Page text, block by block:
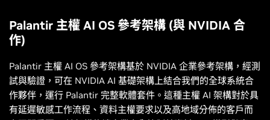
Palantir 主權 AI OS 參考架構 (與 NVIDIA 合
作)
Palantir 主權 AI OS 參考架構基於 NVIDIA 企業參考架構，經測
試與驗證，可在 NVIDIA AI 基礎架構上結合我們的全球系統合
作夥伴，運行 Palantir 完整軟體套件。這種主權 AI 架構對於具
有延遲敏感工作流程、資料主權要求以及高地域分佈的客戶而